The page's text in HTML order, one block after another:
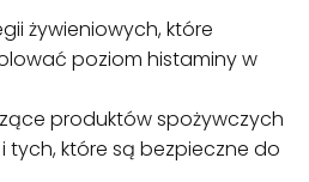
żywieniowych, które
poziom histaminy w
produktów spożywczych
tych, które są bezpieczne do